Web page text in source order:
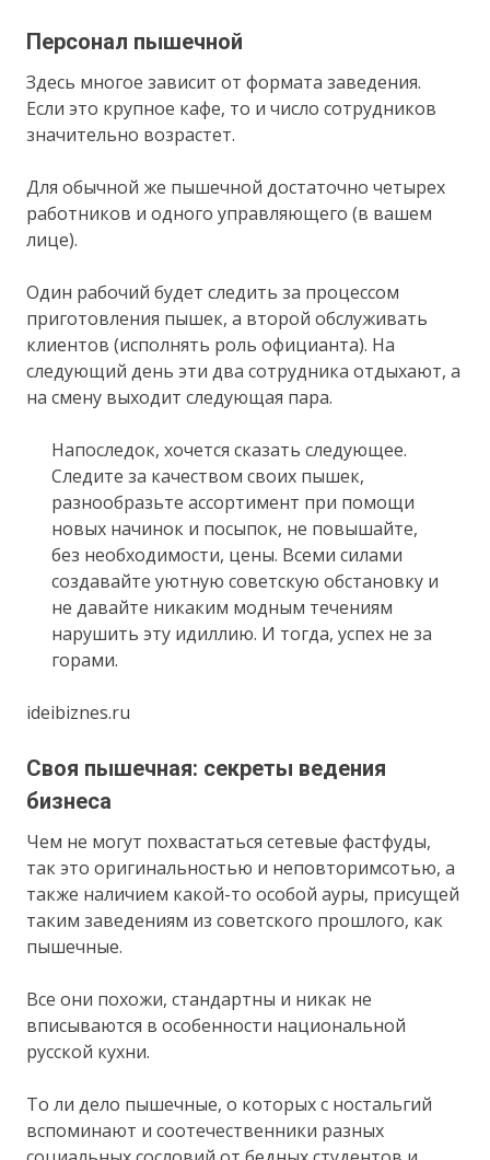
Персонал пышечной
Здесь многое зависит от формата заведения.
Если это крупное кафе, то и число сотрудников
значительно возрастет.
Для обычной же пышечной достаточно четырех
работников и одного управляющего (в вашем
лице).
Один рабочий будет следить за процессом
приготовления пышек, а второй обслуживать
клиентов (исполнять роль официанта). На
следующий день эти два сотрудника отдыхают, а
на смену выходит следующая пара.
Напоследок, хочется сказать следующее.
Следите за качеством своих пышек,
разнообразьте ассортимент при помощи
новых начинок и посыпок, не повышайте,
без необходимости, цены. Всеми силами
создавайте уютную советскую обстановку и
не давайте никаким модным течениям
нарушить эту идиллию. И тогда, успех не за
горами.
ideibiznes.ru
Своя пышечная: секреты ведения
бизнеса
Чем не могут похвастаться сетевые фастфуды,
так это оригинальностью и неповторимсотью, а
также наличием какой-то особой ауры, присущей
таким заведениям из советского прошлого, как
пышечные.
Все они похожи, стандартны и никак не
вписываются в особенности национальной
русской кухни.
То ли дело пышечные, о которых с ностальгий
вспоминают и соотечественники разных